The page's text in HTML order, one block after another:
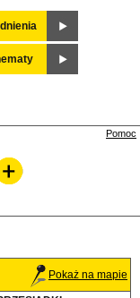
Pomoc
Pokaż na mapie